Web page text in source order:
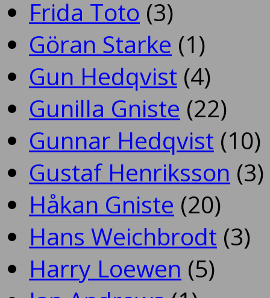
Frida Toto (3)
Göran Starke (1)
Gun Hedqvist (4)
Gunilla Gniste (22)
Gunnar Hedqvist (10)
Gustaf Henriksson (3)
Håkan Gniste (20)
Hans Weichbrodt (3)
Harry Loewen (5)